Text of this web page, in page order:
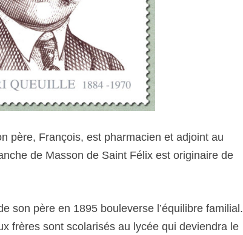
père, François, est pharmacien et adjoint au
de Masson de Saint Félix est originaire de
son père en 1895 bouleverse l’équilibre familial.
frères sont scolarisés au lycée qui deviendra le